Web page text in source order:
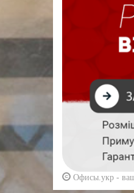
Офисы.укр -